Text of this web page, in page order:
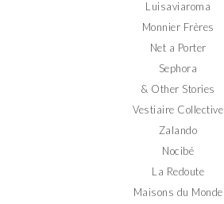
Luisaviaroma
Monnier Frères
Net a Porter
Sephora
& Other Stories
Vestiaire Collective
Zalando
Nocibé
La Redoute
Maisons du Monde